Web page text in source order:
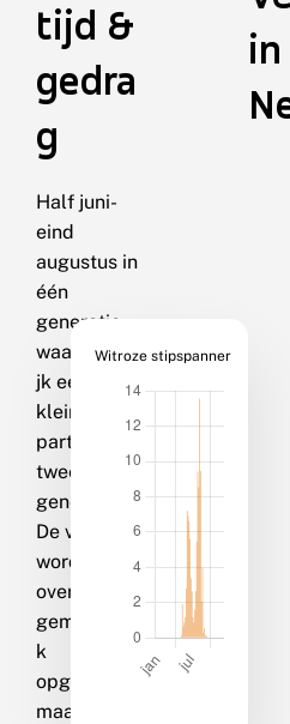
tijd &
gedra
g
Half juni-
eind
augustus in
één
generatie;
waarschijnli
jk een
kleine
partiële
tweede
generatie.
De vlinders
worden
overdag
gemakkelij
k
opgejaagd
maar gaan
Witroze stipspanner
in